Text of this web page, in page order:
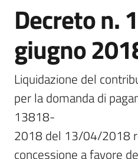
Decreto n.
giugno
Liquidazione del
per la domanda di
13818-
2018 del 13/04/2018
concessione a favore